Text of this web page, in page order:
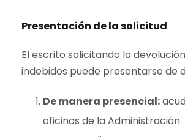
Presentación de la solicitud
El escrito solicitando la
indebidos puede presentarse de
De manera presencial:
oficinas de la Administración